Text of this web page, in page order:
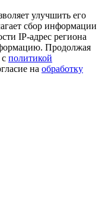
улучшить его
сбор информации
IP-адрес региона
Продолжая
политикой
на обработку